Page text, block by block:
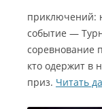
приключений:
событие —
соревнование
кто одержит в
приз. Читать